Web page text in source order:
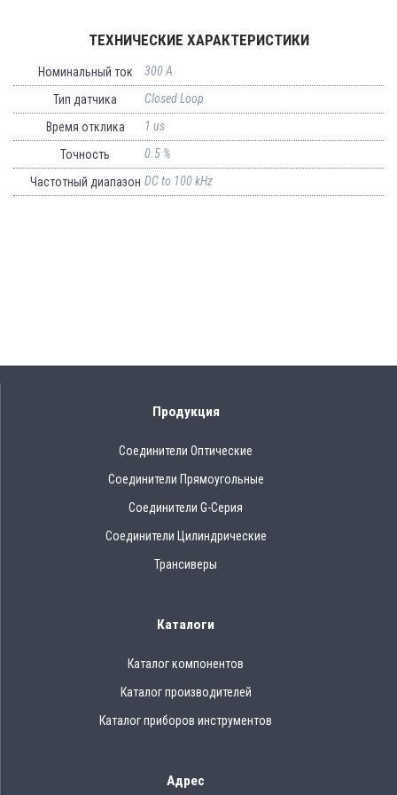
ТЕХНИЧЕСКИЕ ХАРАКТЕРИСТИКИ
Номинальный ток
300 A
Тип датчика
Closed Loop
Время отклика
1 us
Точность
0.5 %
Частотный диапазон DC to 100 kHz
Продукция
Соединители Оптические
Соединители Прямоугольные
Соединители G-Серия
Соединители Цилиндрические
Трансиверы
Каталоги
Каталог компонентов
Каталог производителей
Каталог приборов инструментов
Адрес